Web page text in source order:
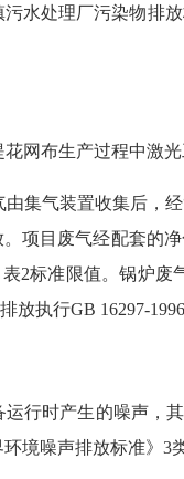
污水处理厂污染物
网布生产过程中激
集气装置收集后，经
项目废气经配套的
2标准限值。锅炉
放执行GB 16297-
行时产生的噪声，
境噪声排放标准》3